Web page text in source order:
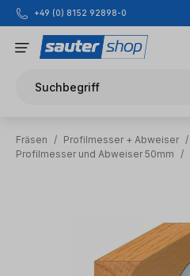
Zum Hauptinhalt springen
+49 (0) 8152 92898-0
Suchbegriff
Fräsen / Profilmesser + Abweiser /
Profilmesser und Abweiser 50mm
/